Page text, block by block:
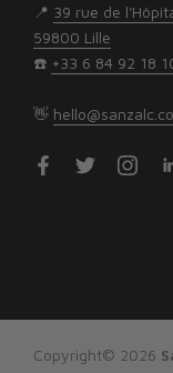
📍 39 rue de
59800 Lille
☎️ ‭+33 6 84 92 18
👋
Copyright© 2026